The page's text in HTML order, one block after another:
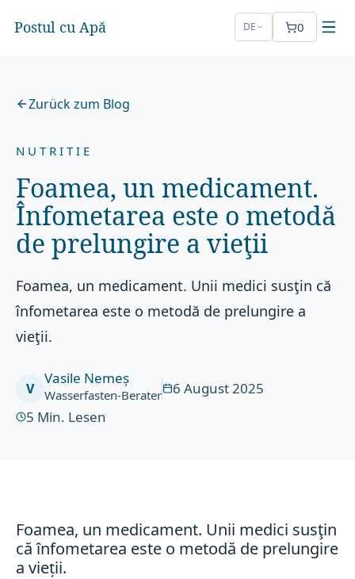
Postul cu Apă DE 0
Zurück zum Blog
NUTRITIE
Foamea, un medicament.
Înfometarea este o metodă
de prelungire a vieţii
Foamea, un medicament. Unii medici susţin că
înfometarea este o metodă de prelungire a
vieţii.
V
Vasile Nemeș
Wasserfasten-Berater
6 August 2025
5 Min. Lesen
Foamea, un medicament. Unii medici susţin
că înfometarea este o metodă de prelungire
a vieții.